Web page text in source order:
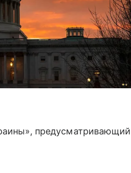
предусматривающий